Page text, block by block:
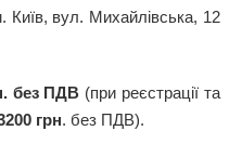
Київ, вул. Михайлівська, 12
без ПДВ (при реєстрації та
грн. без ПДВ).